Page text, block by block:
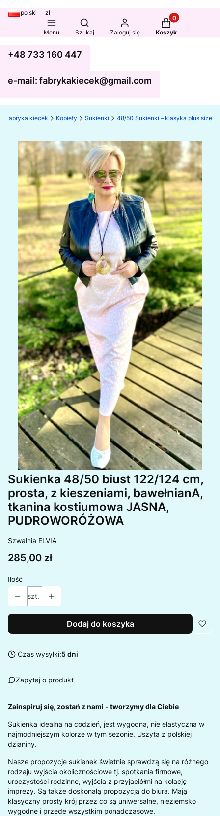
polski zł
Menu
Otwórz wyszukiwarkę
Szukaj Zaloguj się
Produkty w
Koszyk
+48 733 160 447
e-mail: fabrykakiecek@gmail.com
Fabryka kiecek Kobiety Sukienki 48/50 Sukienki – klasyka plus size
Sukienka 48/50 biust 122/124 cm,
prosta, z kieszeniami, bawełnianA,
tkanina kostiumowa JASNA,
PUDROWORÓŻOWA
Szwalnia ELVIA
Cena
285,00 zł
Ilość
szt.
Dodaj do koszyka
Czas wysyłki:5 dni
Zapytaj o produkt
Zainspiruj się, zostań z nami - tworzymy dla Ciebie
Sukienka idealna na codzień, jest wygodna, nie elastyczna w
najmodniejszym kolorze w tym sezonie. Uszyta z polskiej
dzianiny.
Nasze propozycje sukienek świetnie sprawdzą się na różnego
rodzaju wyjścia okolicznościowe tj. spotkania firmowe,
uroczystości rodzinne, wyjścia z przyjaciółmi na kolację
imprezy. Są także doskonałą propozycją do biura. Mają
klasyczny prosty krój przez co są uniwersalne, nieziemsko
wygodne i przede wszystkim ponadczasowe.